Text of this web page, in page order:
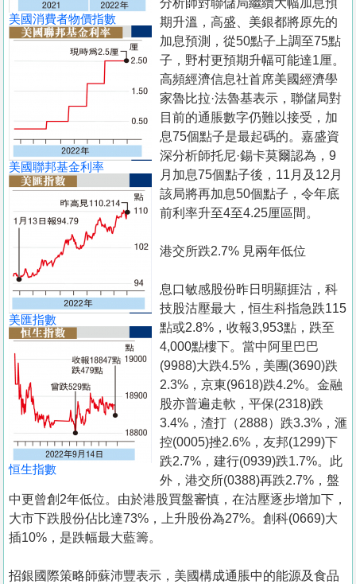
美國消費者物價指數
美國聯邦基金利率
美匯指數
恒生指數
分析師對聯儲局繼續大幅加息預
期升溫，高盛、美銀都將原先的
加息預測，從50點子上調至75點
子，野村更預期升幅可能達1厘。
高頻經濟信息社首席美國經濟學
家魯比拉·法魯基表示，聯儲局對
目前的通脹數字仍難以接受，加
息75個點子是最起碼的。嘉盛資
深分析師托尼·錫卡莫爾認為，9
月加息75個點子後，11月及12月
該局將再加息50個點子，令年底
前利率升至4至4.25厘區間。
港交所跌2.7% 見兩年低位
息口敏感股份昨日明顯捱沽，科
技股沽壓最大，恒生科指急跌115
點或2.8%，收報3,953點，跌至
4,000點樓下。當中阿里巴巴
(9988)大跌4.5%，美團(3690)跌
2.3%，京東(9618)跌4.2%。金融
股亦普遍走軟，平保(2318)跌
3.4%，渣打（2888）跌3.3%，滙
控(0005)挫2.6%，友邦(1299)下
跌2.7%，建行(0939)跌1.7%。此
外，港交所(0388)再跌2.7%，盤
中更曾創2年低位。由於港股買盤審慎，在沽壓逐步增加下，
大市下跌股份佔比達73%，上升股份為27%。創科(0669)大
插10%，是跌幅最大藍籌。
招銀國際策略師蘇沛豐表示，美國構成通脹中的能源及食品